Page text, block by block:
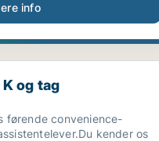
info
uddannelsen...
og tag
førende convenience-
kender os